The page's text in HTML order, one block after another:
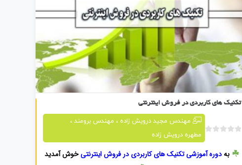
تکنیک های کاربردی در فروش اینترنتی
ب
و
مهندس مجید درویش زاده ، مهندس برومند ،
مطهره درویش زاده
بهدوره آموزشی تکنیک های کاربردی در فروش اینترنتیخوش آمدید